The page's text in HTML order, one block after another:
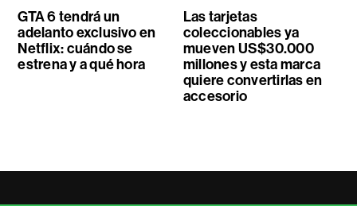
GTA 6 tendrá un
adelanto exclusivo en
Netflix: cuándo se
estrena y a qué hora
Las tarjetas
coleccionables ya
mueven US$30.000
millones y esta marca
quiere convertirlas en
accesorio